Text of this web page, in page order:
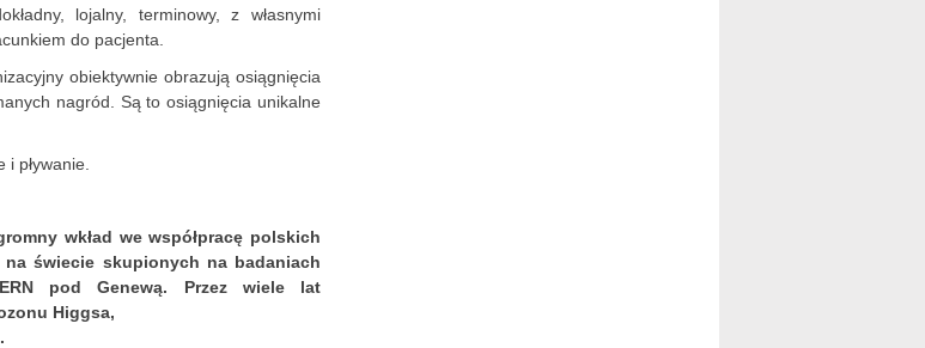
lojalny, terminowy, z własnymi
do pacjenta.
obiektywnie obrazują osiągnięcia
nagród. Są to osiągnięcia unikalne
pływanie.
wkład we współpracę polskich
świecie skupionych na badaniach
pod Genewą. Przez wiele lat
Higgsa,